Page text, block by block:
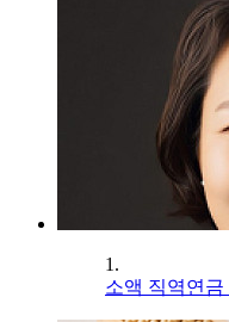
1.
소액 직역연